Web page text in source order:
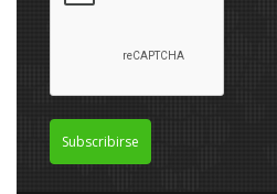
Subscribirse